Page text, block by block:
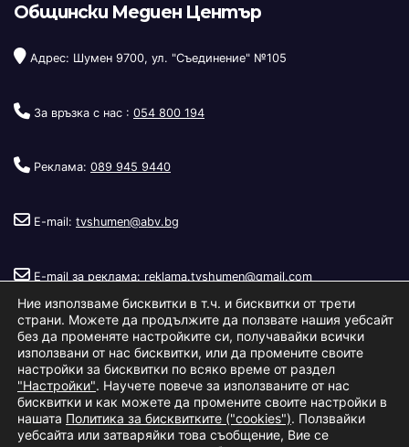
Общински Медиен Център
Адрес: Шумен 9700, ул. "Съединение" №105
За връзка с нас : 054 800 194
Реклама: 089 945 9440
E-mail: tvshumen@abv.bg
E-mail за реклама: reklama.tvshumen@gmail.com
Copyright © 2026Телевизия Шумен.|Изработка: S.I.T Solutions
Ltd.
Ние използваме бисквитки в т.ч. и бисквитки от трети
страни. Можете да продължите да ползвате нашия уебсайт
без да променяте настройките си, получавайки всички
използвани от нас бисквитки, или да промените своите
настройки за бисквитки по всяко време от раздел
"Настройки". Научете повече за използваните от нас
бисквитки и как можете да промените своите настройки в
нашата Политика за бисквитките ("cookies"). Ползвайки
уебсайта или затваряйки това съобщение, Вие се